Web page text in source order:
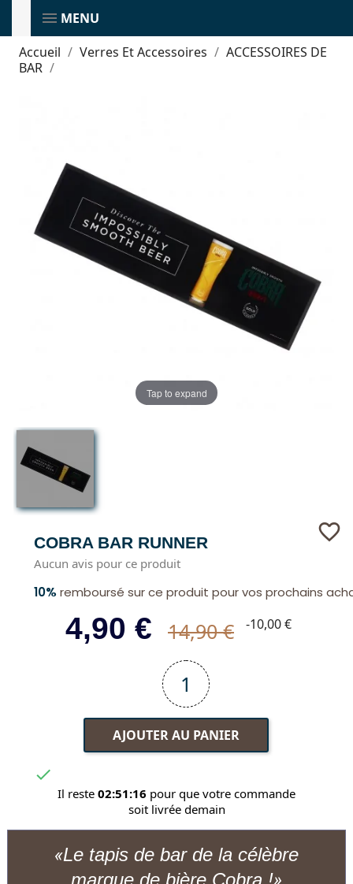
MENU
Accueil
Verres Et Accessoires
ACCESSOIRES DE
BAR
Tap to expand
COBRA BAR RUNNER
Aucun avis pour ce produit
favorite_border
10% remboursé sur ce produit pour vos prochains
4,90 € 14,90 € -10,00 €
AJOUTER AU PANIER

Il reste 02:51:16 pour que votre commande
soit livrée demain
Le tapis de bar de la célèbre